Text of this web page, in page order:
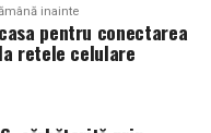
între
luând în
rezerva
temperatură optimă
pentru deplasare
inainte
pentru conectarea
retele celulare